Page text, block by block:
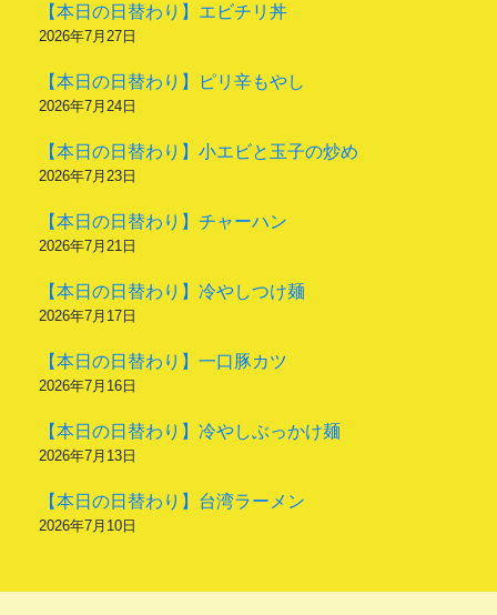
【本日の日替わり】エビチリ丼
2026年7月27日
【本日の日替わり】ピリ辛もやし
2026年7月24日
【本日の日替わり】小エビと玉子の炒め
2026年7月23日
【本日の日替わり】チャーハン
2026年7月21日
【本日の日替わり】冷やしつけ麺
2026年7月17日
【本日の日替わり】一口豚カツ
2026年7月16日
【本日の日替わり】冷やしぶっかけ麺
2026年7月13日
【本日の日替わり】台湾ラーメン
2026年7月10日